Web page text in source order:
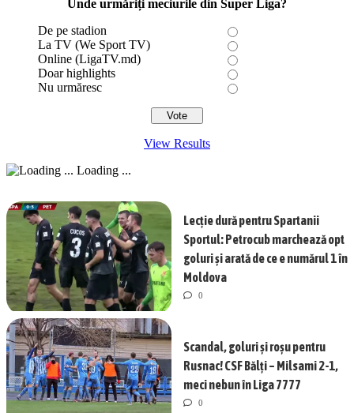
Unde urmăriți meciurile din Super Liga?
De pe stadion
La TV (We Sport TV)
Online (LigaTV.md)
Doar highlights
Nu urmăresc
View Results
Loading ...
Lecție dură pentru Spartanii
Sportul: Petrocub marchează opt
goluri și arată de ce e numărul 1 în
Moldova
0
Scandal, goluri și roșu pentru
Rusnac! CSF Bălți – Milsami 2-1,
meci nebun în Liga 7777
0